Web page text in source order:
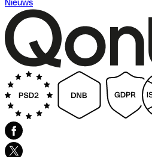
Nieuws